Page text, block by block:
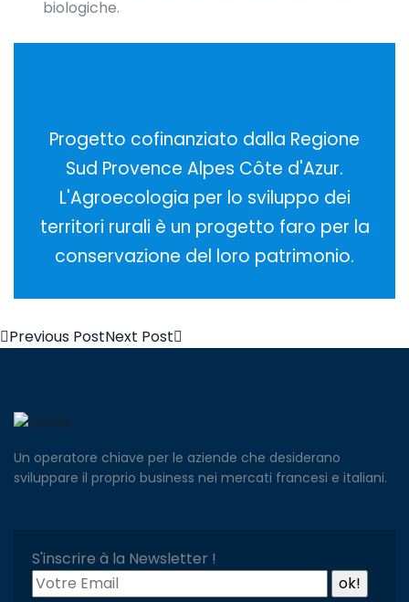
biologiche.
Progetto cofinanziato dalla Regione
Sud Provence Alpes Côte d'Azur.
L'Agroecologia per lo sviluppo dei
territori rurali è un progetto faro per la
conservazione del loro patrimonio.
Previous PostNext Post
Un operatore chiave per le aziende che desiderano
sviluppare il proprio business nei mercati francesi e italiani.
S'inscrire à la Newsletter !